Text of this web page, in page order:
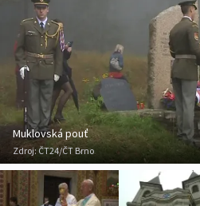
Muklovská pouť
Zdroj: ČT24/ČT Brno